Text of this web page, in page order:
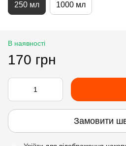
250 мл 1000 мл
В наявності
170 грн
Замовити